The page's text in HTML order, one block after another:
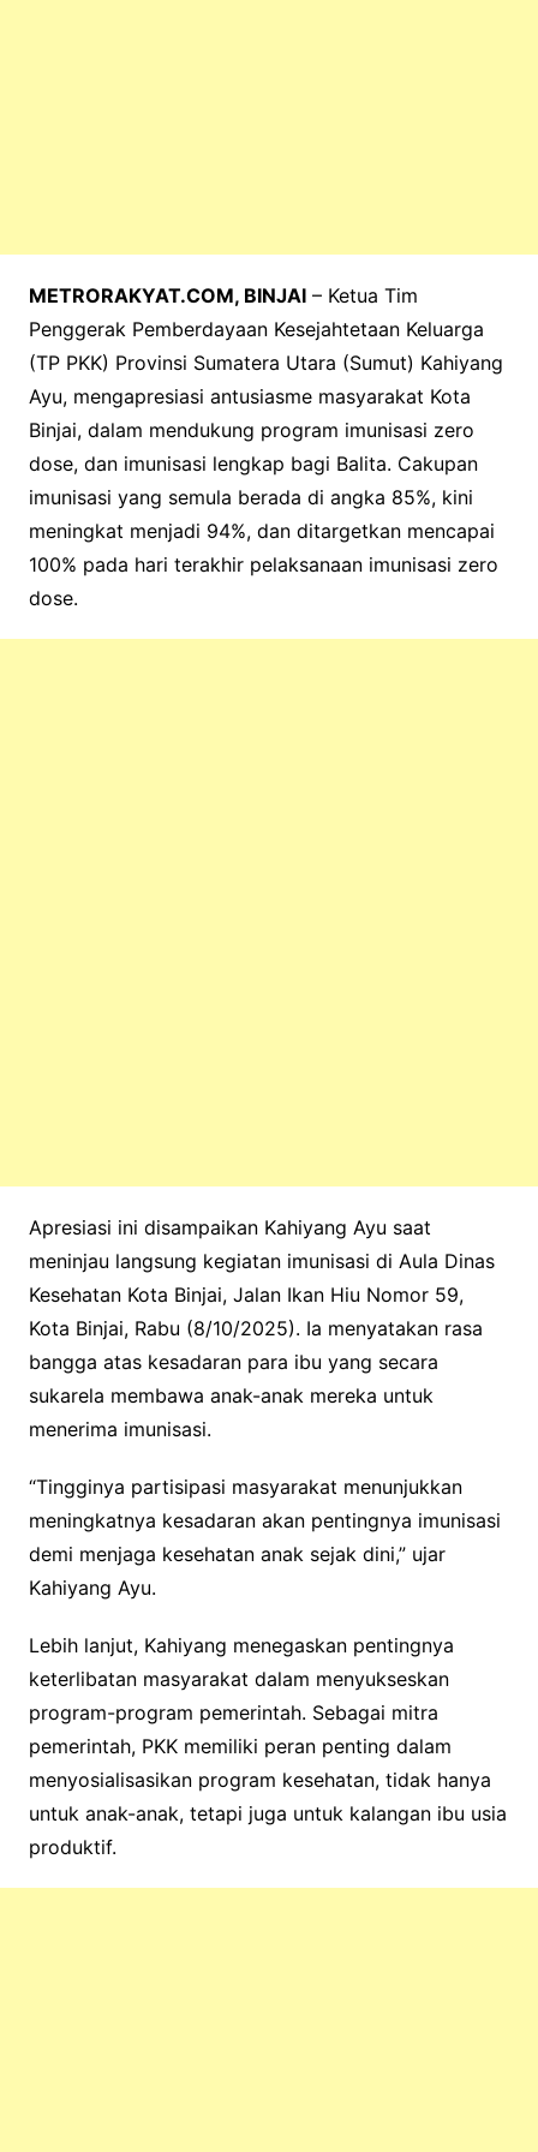
METRORAKYAT.COM, BINJAI– Ketua Tim
Penggerak Pemberdayaan Kesejahtetaan Keluarga
(TP PKK) Provinsi Sumatera Utara (Sumut) Kahiyang
Ayu, mengapresiasi antusiasme masyarakat Kota
Binjai, dalam mendukung program imunisasi zero
dose, dan imunisasi lengkap bagi Balita. Cakupan
imunisasi yang semula berada di angka 85%, kini
meningkat menjadi 94%, dan ditargetkan mencapai
100% pada hari terakhir pelaksanaan imunisasi zero
dose.
Apresiasi ini disampaikan Kahiyang Ayu saat
meninjau langsung kegiatan imunisasi di Aula Dinas
Kesehatan Kota Binjai, Jalan Ikan Hiu Nomor 59,
Kota Binjai, Rabu (8/10/2025). Ia menyatakan rasa
bangga atas kesadaran para ibu yang secara
sukarela membawa anak-anak mereka untuk
menerima imunisasi.
“Tingginya partisipasi masyarakat menunjukkan
meningkatnya kesadaran akan pentingnya imunisasi
demi menjaga kesehatan anak sejak dini,” ujar
Kahiyang Ayu.
Lebih lanjut, Kahiyang menegaskan pentingnya
keterlibatan masyarakat dalam menyukseskan
program-program pemerintah. Sebagai mitra
pemerintah, PKK memiliki peran penting dalam
menyosialisasikan program kesehatan, tidak hanya
untuk anak-anak, tetapi juga untuk kalangan ibu usia
produktif.